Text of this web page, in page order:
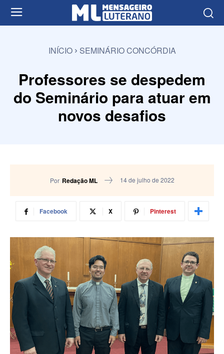
INÍCIO SEMINÁRIO CONCÓRDIA
Professores se despedem
do Seminário para atuar em
novos desafios
Por Redação ML 14 de julho de 2022
Facebook X Pinterest